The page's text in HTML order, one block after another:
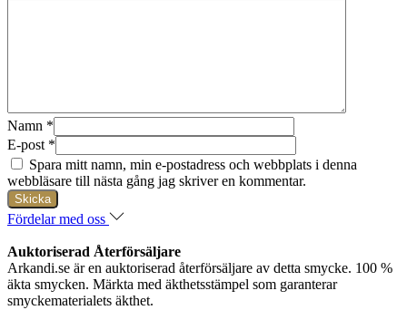
Namn *
E-post *
Spara mitt namn, min e-postadress och webbplats i denna
webbläsare till nästa gång jag skriver en kommentar.
Fördelar med oss
Auktoriserad Återförsäljare
Arkandi.se är en auktoriserad återförsäljare av detta smycke. 100 %
äkta smycken. Märkta med äkthetsstämpel som garanterar
smyckematerialets äkthet.